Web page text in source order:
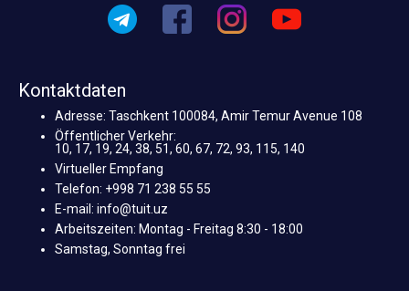
Kontaktdaten
Adresse: Taschkent 100084, Amir Temur Avenue 108
Öffentlicher Verkehr:
10, 17, 19, 24, 38, 51, 60, 67, 72, 93, 115, 140
Virtueller Empfang
Telefon: +998 71 238 55 55
E-mail: info@tuit.uz
Arbeitszeiten: Montag - Freitag 8:30 - 18:00
Samstag, Sonntag frei